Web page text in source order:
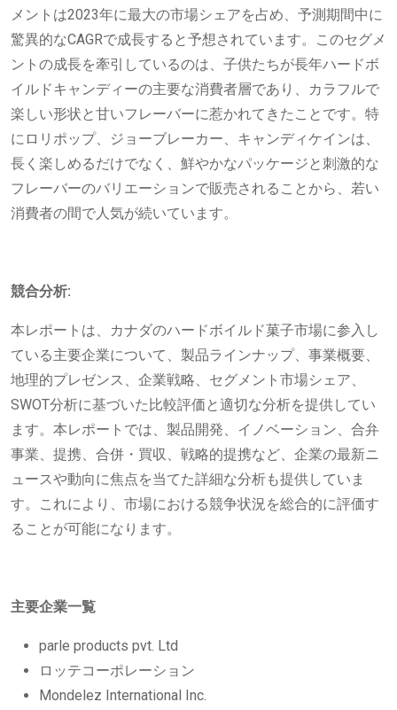
メントは2023年に最大の市場シェアを占め、予測期間中に
驚異的なCAGRで成長すると予想されています。このセグメ
ントの成長を牽引しているのは、子供たちが長年ハードボ
イルドキャンディーの主要な消費者層であり、カラフルで
楽しい形状と甘いフレーバーに惹かれてきたことです。特
にロリポップ、ジョーブレーカー、キャンディケインは、
長く楽しめるだけでなく、鮮やかなパッケージと刺激的な
フレーバーのバリエーションで販売されることから、若い
消費者の間で人気が続いています。
競合分析:
本レポートは、カナダのハードボイルド菓子市場に参入し
ている主要企業について、製品ラインナップ、事業概要、
地理的プレゼンス、企業戦略、セグメント市場シェア、
SWOT分析に基づいた比較評価と適切な分析を提供してい
ます。本レポートでは、製品開発、イノベーション、合弁
事業、提携、合併・買収、戦略的提携など、企業の最新ニ
ュースや動向に焦点を当てた詳細な分析も提供していま
す。これにより、市場における競争状況を総合的に評価す
ることが可能になります。
主要企業一覧
parle products pvt. Ltd
ロッテコーポレーション
Mondelez International Inc.